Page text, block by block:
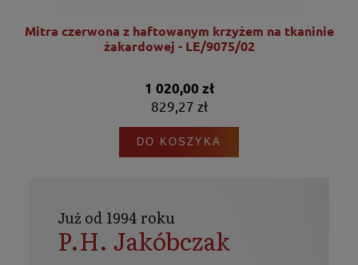
Mitra czerwona z haftowanym krzyżem na tkaninie
żakardowej - LE/9075/02
1 020,00 zł
829,27 zł
DO KOSZYKA
Już od 1994 roku
P.H. Jakóbczak